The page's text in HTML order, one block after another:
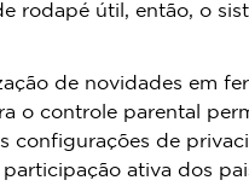
rodapé útil, então, o
de novidades em
o controle parental
configurações de
ativa dos